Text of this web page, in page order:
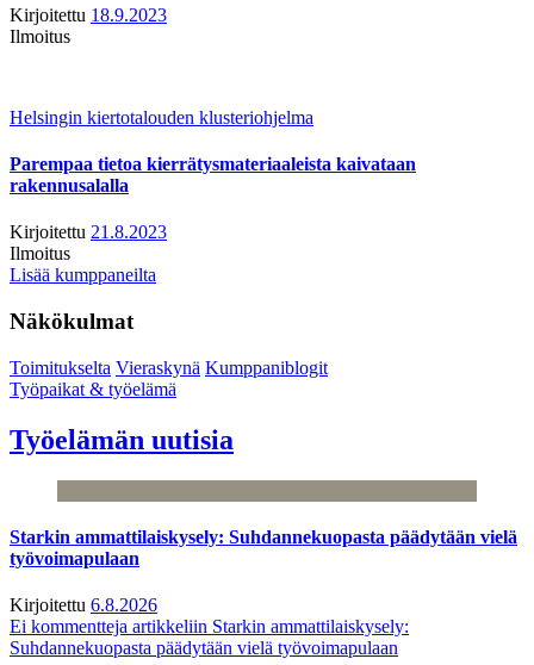
Kirjoitettu 18.9.2023
Ilmoitus
Helsingin kiertotalouden klusteriohjelma
Parempaa tietoa kierrätysmateriaaleista kaivataan
rakennusalalla
Kirjoitettu 21.8.2023
Ilmoitus
Lisää kumppaneilta
Näkökulmat
Toimitukselta Vieraskynä Kumppaniblogit
Työpaikat & työelämä
Työelämän uutisia
Starkin ammattilaiskysely: Suhdannekuopasta päädytään vielä
työvoimapulaan
Kirjoitettu 6.8.2026
Ei kommentteja artikkeliin Starkin ammattilaiskysely:
Suhdannekuopasta päädytään vielä työvoimapulaan